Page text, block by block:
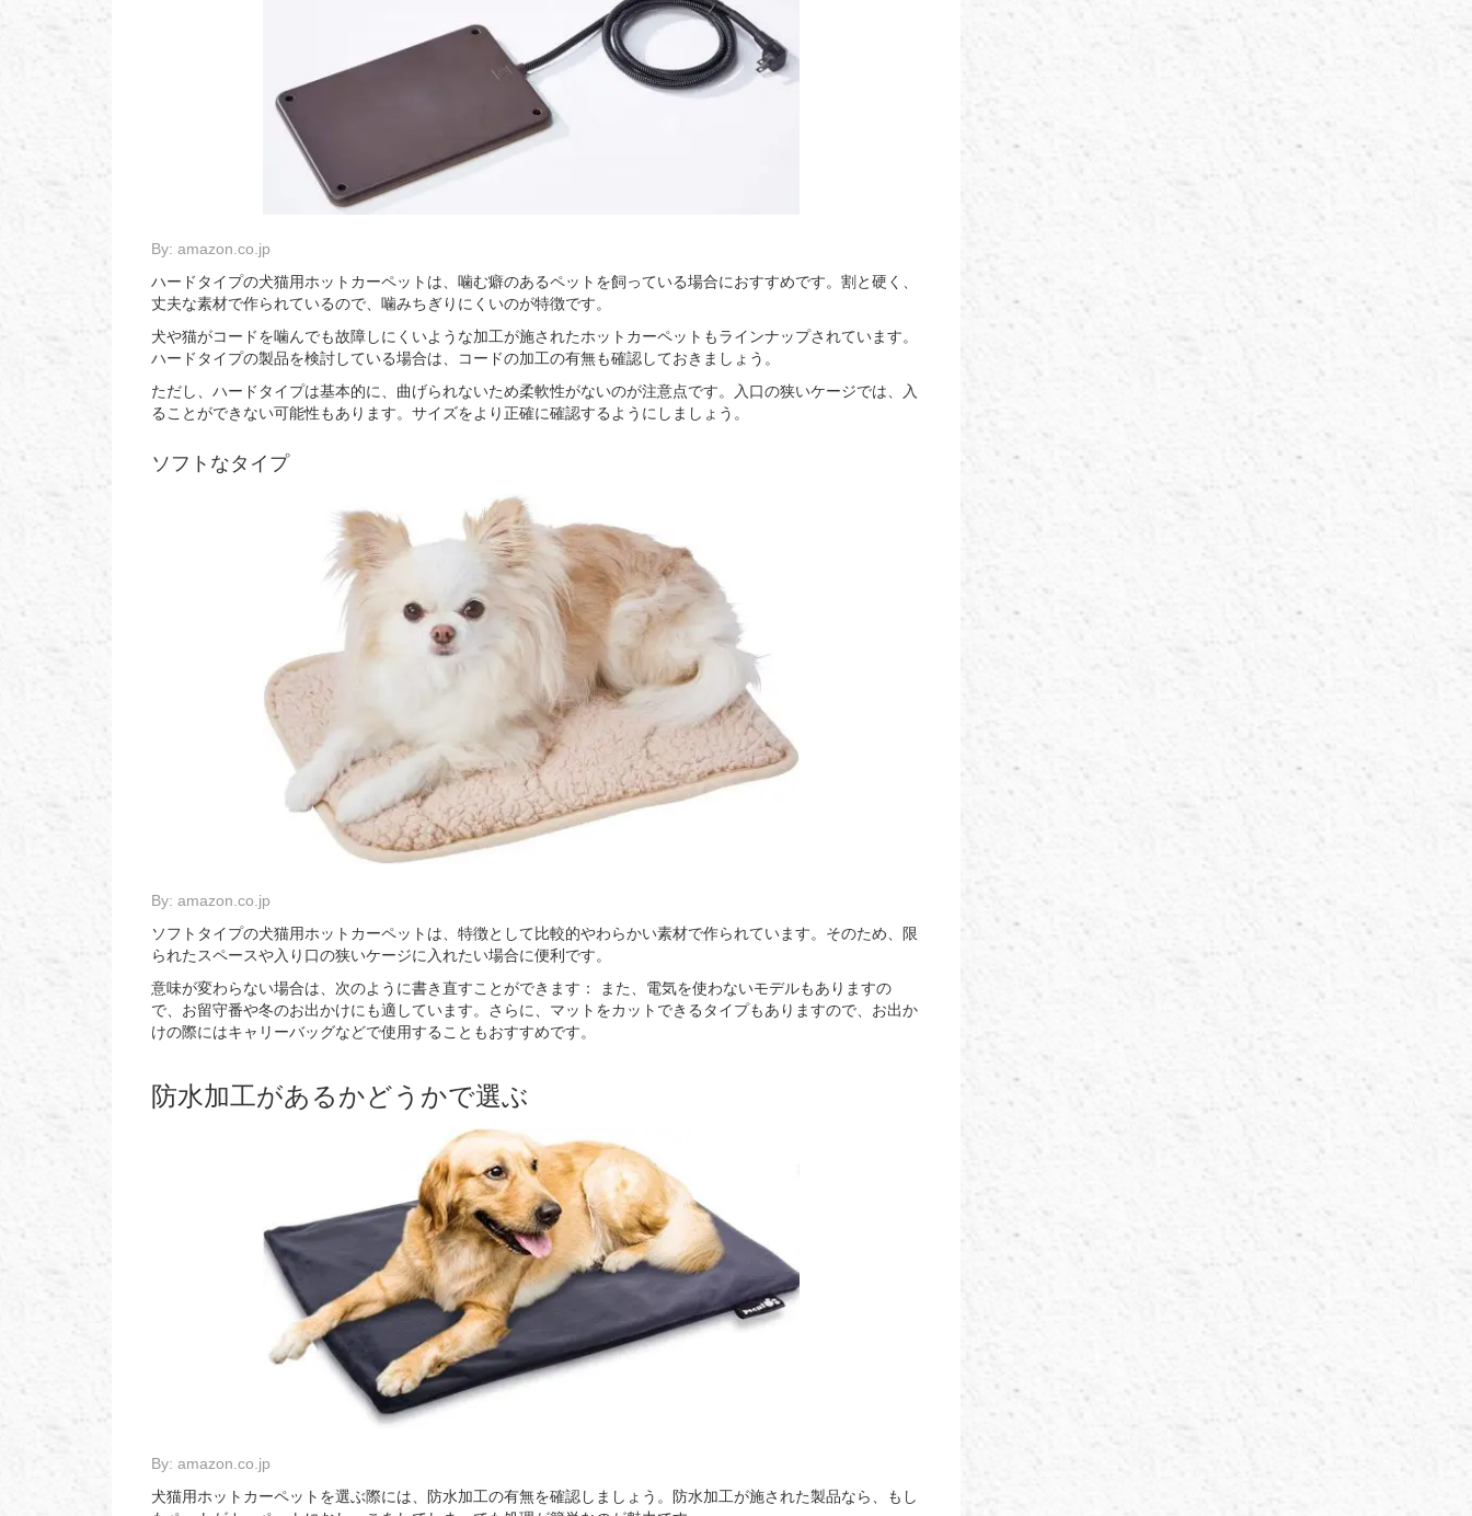
By: amazon.co.jp
ハードタイプの犬猫用ホットカーペットは、噛む癖のあるペットを飼っている場合におすすめです。割と硬く、
丈夫な素材で作られているので、噛みちぎりにくいのが特徴です。
犬や猫がコードを噛んでも故障しにくいような加工が施されたホットカーペットもラインナップされています。
ハードタイプの製品を検討している場合は、コードの加工の有無も確認しておきましょう。
ただし、ハードタイプは基本的に、曲げられないため柔軟性がないのが注意点です。入口の狭いケージでは、入
ることができない可能性もあります。サイズをより正確に確認するようにしましょう。
ソフトなタイプ
By: amazon.co.jp
ソフトタイプの犬猫用ホットカーペットは、特徴として比較的やわらかい素材で作られています。そのため、限
られたスペースや入り口の狭いケージに入れたい場合に便利です。
意味が変わらない場合は、次のように書き直すことができます： また、電気を使わないモデルもありますの
で、お留守番や冬のお出かけにも適しています。さらに、マットをカットできるタイプもありますので、お出か
けの際にはキャリーバッグなどで使用することもおすすめです。
防水加工があるかどうかで選ぶ
By: amazon.co.jp
犬猫用ホットカーペットを選ぶ際には、防水加工の有無を確認しましょう。防水加工が施された製品なら、もし